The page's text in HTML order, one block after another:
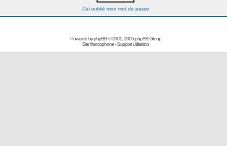
J'ai oublié mon mot de passe
Powered byphpBB© 2001, 2005 phpBB Group
Site francophone-Support utilisation